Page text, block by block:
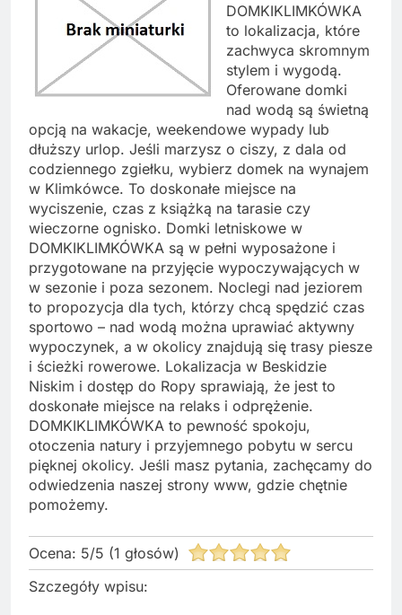
DOMKIKLIMKÓWKA
to lokalizacja, które
zachwyca skromnym
stylem i wygodą.
Oferowane domki
nad wodą są świetną
opcją na wakacje, weekendowe wypady lub
dłuższy urlop. Jeśli marzysz o ciszy, z dala od
codziennego zgiełku, wybierz domek na wynajem
w Klimkówce. To doskonałe miejsce na
wyciszenie, czas z książką na tarasie czy
wieczorne ognisko. Domki letniskowe w
DOMKIKLIMKÓWKA są w pełni wyposażone i
przygotowane na przyjęcie wypoczywających w
w sezonie i poza sezonem. Noclegi nad jeziorem
to propozycja dla tych, którzy chcą spędzić czas
sportowo – nad wodą można uprawiać aktywny
wypoczynek, a w okolicy znajdują się trasy piesze
i ścieżki rowerowe. Lokalizacja w Beskidzie
Niskim i dostęp do Ropy sprawiają, że jest to
doskonałe miejsce na relaks i odprężenie.
DOMKIKLIMKÓWKA to pewność spokoju,
otoczenia natury i przyjemnego pobytu w sercu
pięknej okolicy. Jeśli masz pytania, zachęcamy do
odwiedzenia naszej strony www, gdzie chętnie
pomożemy.
Ocena: 5/5 (1 głosów)
Szczegóły wpisu: